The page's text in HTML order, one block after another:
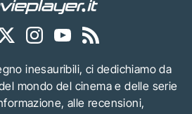
inesauribili, ci dedichiamo da
mondo del cinema e delle serie
alle recensioni,